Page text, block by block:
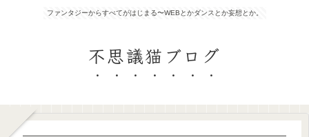
ファンタジーからすべてがはじまる〜WEBとかダンスとか妄想とか。
不思議猫ブログ